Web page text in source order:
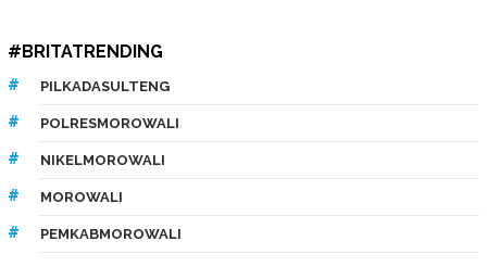
#BRITATRENDING
PILKADASULTENG
POLRESMOROWALI
NIKELMOROWALI
MOROWALI
PEMKABMOROWALI